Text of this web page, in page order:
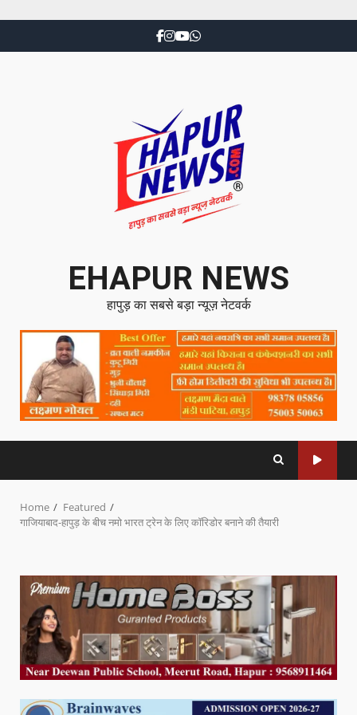
EHAPUR NEWS
हापुड़ का सबसे बड़ा न्यूज़ नेटवर्क
Home
Featured
गाजियाबाद-हापुड़ के बीच नमो भारत ट्रेन के लिए कॉरिडोर बनाने की तैयारी